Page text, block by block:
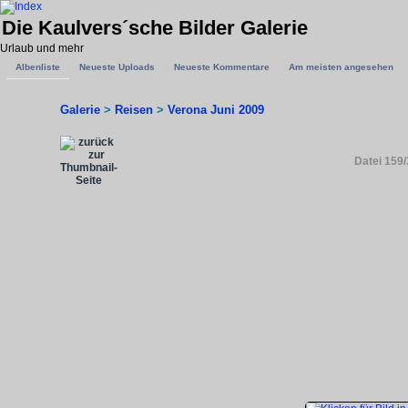
Die Kaulvers´sche Bilder Galerie
Urlaub und mehr
Albenliste Neueste Uploads Neueste Kommentare Am meisten angesehen
Galerie > Reisen > Verona Juni 2009
Datei